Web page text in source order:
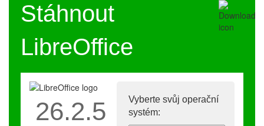
Stáhnout
LibreOffice
Vyberte svůj operační
systém:
26.2.5